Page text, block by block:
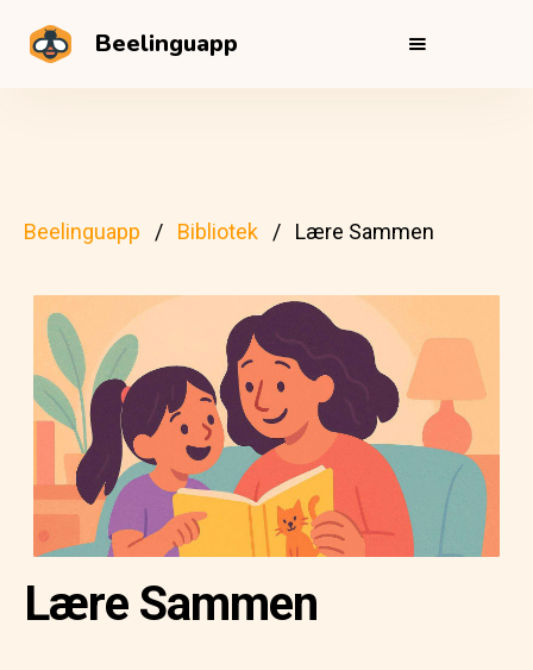
Beelinguapp
Beelinguapp Bibliotek Lære Sammen
Lære Sammen